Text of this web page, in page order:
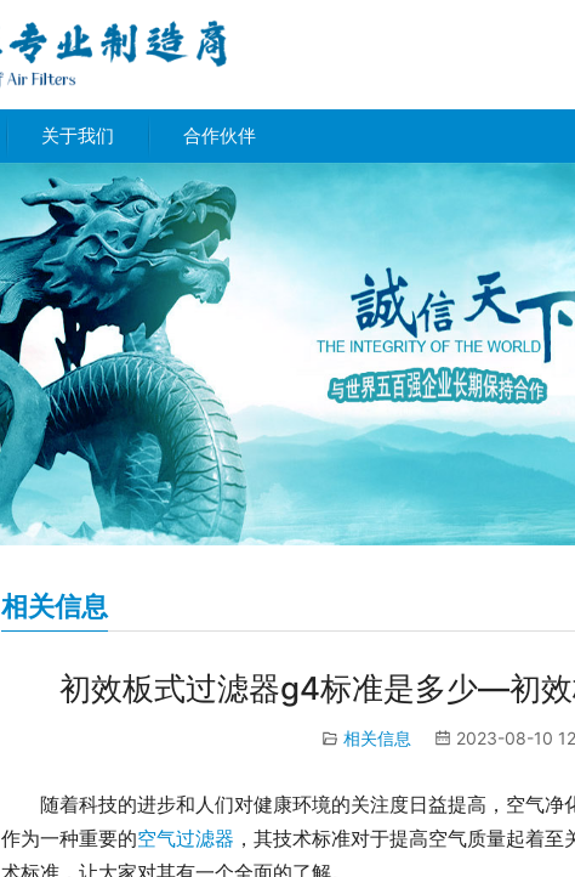
关于我们 合作伙伴
相关信息
初效板式过滤器g4标准是多少—初
相关信息 2023-08-10
随着科技的进步和人们对健康环境的关注度日益提高，空气
作为一种重要的空气过滤器 ，其技术标准对于提高空气质量起着
术标准，让大家对其有一个全面的了解。